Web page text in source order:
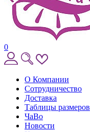
0
О Компании
Сотрудничество
Доставка
Таблицы размеров
ЧаВо
Новости